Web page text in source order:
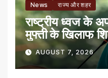
News राज्य और शहर
राष्ट्रीय ध्वज के
मुफ्ती के खिलाफ
AUGUST 7, 2026